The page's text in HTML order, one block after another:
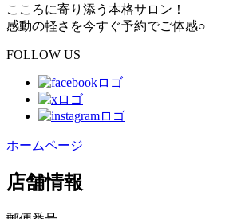
こころに寄り添う本格サロン！
感動の軽さを今すぐ予約でご体感○
FOLLOW US
ホームページ
店舗情報